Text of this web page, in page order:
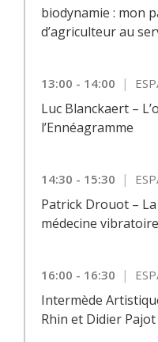
biodynamie : mon
d’agriculteur au
13:00 - 14:00 |
Luc Blanckaert –
l’Ennéagramme
14:30 - 15:30 |
Patrick Drouot –
médecine vibratoire
16:00 - 16:30 |
Intermède
Rhin et Didier Pajot